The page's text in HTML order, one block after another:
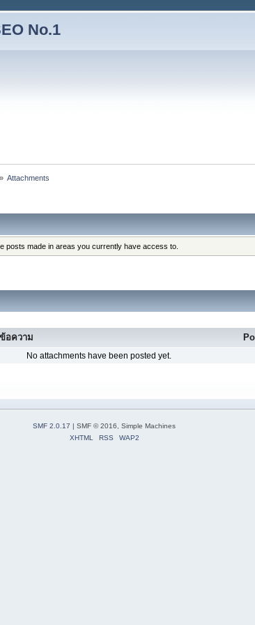
No.1
» Attachments
posts made in areas you currently have access to.
ข้อความ
No attachments have been posted yet.
SMF 2.0.17 | SMF © 2016, Simple Machines
XHTML
RSS WAP2